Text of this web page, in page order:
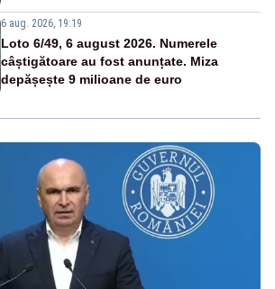
6 aug. 2026, 19:19
Loto 6/49, 6 august 2026. Numerele
câștigătoare au fost anunțate. Miza
depășește 9 milioane de euro